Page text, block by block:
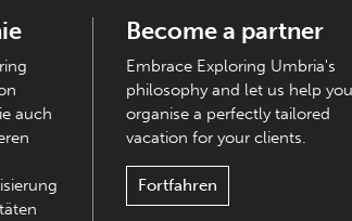
auch
Become a partner
Embrace Exploring Umbria's
philosophy and let us help you
organise a perfectly tailored
vacation for your clients.
Fortfahren